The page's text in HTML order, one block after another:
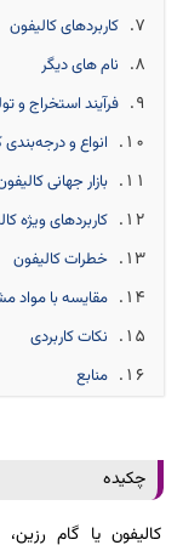
کاربردهای کالیفون
نام های دیگر
فرآیند استخراج و
انواع و درجه‌بندی
بازار جهانی
کاربردهای ویژه
خطرات کالیفون
مقایسه با مواد
نکات کاربردی
منابع
چکیده
کالیفون یا گام